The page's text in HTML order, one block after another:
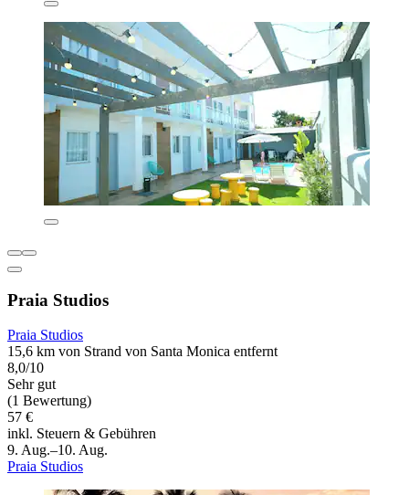
Praia Studios
Praia Studios
15,6 km von Strand von Santa Monica entfernt
8,0/10
Sehr gut
(1 Bewertung)
57 €
inkl. Steuern & Gebühren
9. Aug.–10. Aug.
Praia Studios